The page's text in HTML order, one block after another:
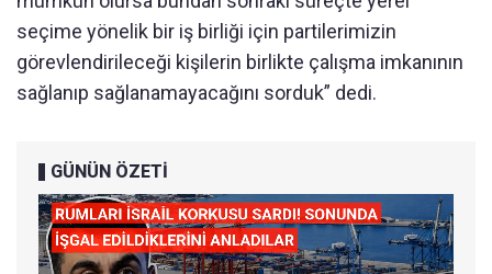
seçime yönelik bir iş birliği için partilerimizin
görevlendirileceği kişilerin birlikte çalışma imkanının
sağlanıp sağlanamayacağını sorduk” dedi.
GÜNÜN ÖZETİ